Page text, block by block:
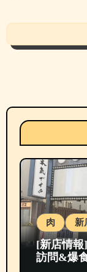
肉 新
[新店情報
訪問&爆